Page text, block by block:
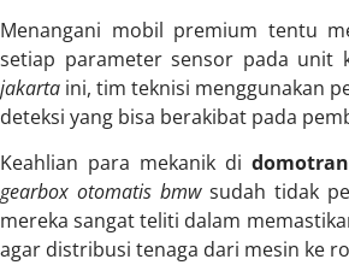
Menangani mobil premium tentu
setiap parameter sensor pada
jakarta ini, tim teknisi menggunakan
deteksi yang bisa berakibat pada
Keahlian para mekanik di
gearbox otomatis bmwsudah tidak
mereka sangat teliti dalam
agar distribusi tenaga dari mesin ke